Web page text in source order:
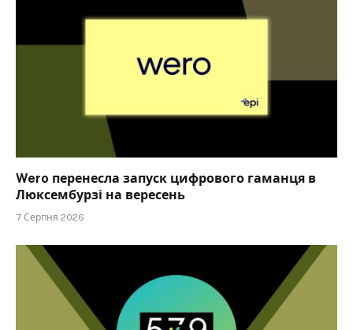
Wero перенесла запуск цифрового гаманця в
Люксембурзі на вересень
7 Серпня 2026